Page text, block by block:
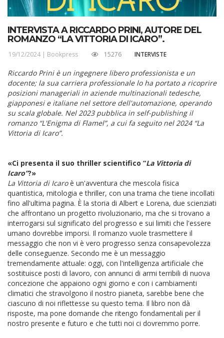
INTERVISTA A RICCARDO PRINI, AUTORE DEL
ROMANZO “LA VITTORIA DI ICARO”.
19/12/2024 | Bookpress 15276 INTERVISTE
Riccardo Prini è un ingegnere libero professionista e un
docente; la sua carriera professionale lo ha portato a ricoprire
posizioni manageriali in aziende multinazionali tedesche,
giapponesi e italiane nel settore dell'automazione, operando
su scala globale. Nel 2023 pubblica in self-publishing il
romanzo “L'Enigma di Flamel”, a cui fa seguito nel 2024 “La
Vittoria di Icaro”.
«Ci presenta il suo thriller scientifico “La Vittoria di
Icaro”?»
La Vittoria di Icaroè un'avventura che mescola fisica
quantistica, mitologia e thriller, con una trama che tiene incollati
fino all'ultima pagina. È la storia di Albert e Lorena, due scienziati
che affrontano un progetto rivoluzionario, ma che si trovano a
interrogarsi sul significato del progresso e sui limiti che l'essere
umano dovrebbe imporsi. Il romanzo vuole trasmettere il
messaggio che non vi è vero progresso senza consapevolezza
delle conseguenze. Secondo me è un messaggio
tremendamente attuale: oggi, con l'intelligenza artificiale che
sostituisce posti di lavoro, con annunci di armi terribili di nuova
concezione che appaiono ogni giorno e con i cambiamenti
climatici che stravolgono il nostro pianeta, sarebbe bene che
ciascuno di noi riflettesse su questo tema. Il libro non dà
risposte, ma pone domande che ritengo fondamentali per il
nostro presente e futuro e che tutti noi ci dovremmo porre.